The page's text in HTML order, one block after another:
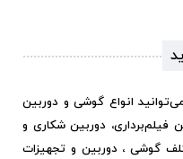
انواع گوشی و دوربین
فیلم‌برداری، دوربین شکاری و
گوشی ، دوربین و تجهیزات